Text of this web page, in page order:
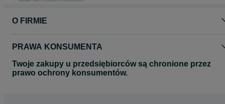
O FIRMIE
PRAWA KONSUMENTA
Twoje zakupy u przedsiębiorców są chronione przez
prawo ochrony konsumentów.